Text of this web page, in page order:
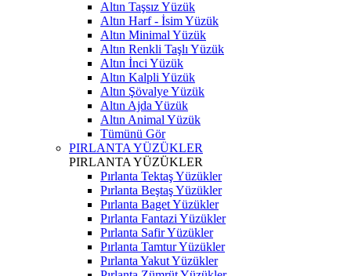
Altın Taşsız Yüzük
Altın Harf - İsim Yüzük
Altın Minimal Yüzük
Altın Renkli Taşlı Yüzük
Altın İnci Yüzük
Altın Kalpli Yüzük
Altın Şövalye Yüzük
Altın Ajda Yüzük
Altın Animal Yüzük
Tümünü Gör
PIRLANTA YÜZÜKLER
PIRLANTA YÜZÜKLER
Pırlanta Tektaş Yüzükler
Pırlanta Beştaş Yüzükler
Pırlanta Baget Yüzükler
Pırlanta Fantazi Yüzükler
Pırlanta Safir Yüzükler
Pırlanta Tamtur Yüzükler
Pırlanta Yakut Yüzükler